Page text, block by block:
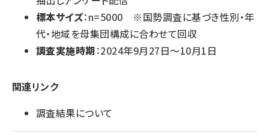
標本サイズ：n=5000 ※国勢調査に基づき性別・年
代・地域を母集団構成に合わせて回収
調査実施時期：2024年9月27日～10月1日
関連リンク
調査結果について